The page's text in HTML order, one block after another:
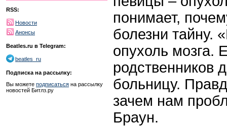
RSS:
Новости
Анонсы
Beatles.ru в Telegram:
beatles_ru
Подписка на рассылку:
Вы можете подписаться на рассылку
новостей Битлз.ру
понимает,
болезни тайну.
опухоль мозга.
родственников
больницу.
зачем нам
Браун.